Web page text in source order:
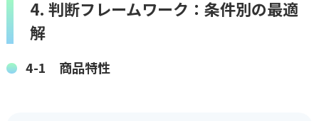
4. 判断フレームワーク：条件別の最適
解
4-1 商品特性